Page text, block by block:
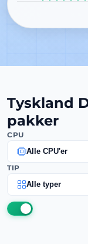
Tyskland
pakker
CPU
Alle CPU'er
TIP
Alle typer